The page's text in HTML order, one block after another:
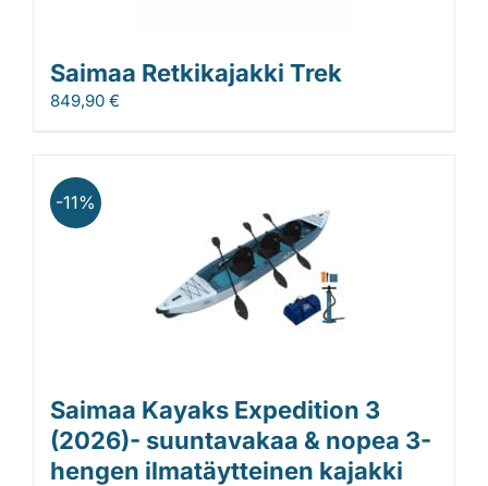
Saimaa Retkikajakki Trek
849,90 €
-11%
Saimaa Kayaks Expedition 3
(2026)- suuntavakaa & nopea 3-
hengen ilmatäytteinen kajakki